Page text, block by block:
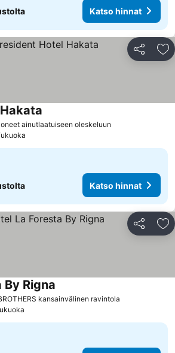
Katso hinnat
Jaa
ainutlaatuiseen oleskeluun
Katso hinnat
Jaa
kansainvälinen ravintola
By Rigna